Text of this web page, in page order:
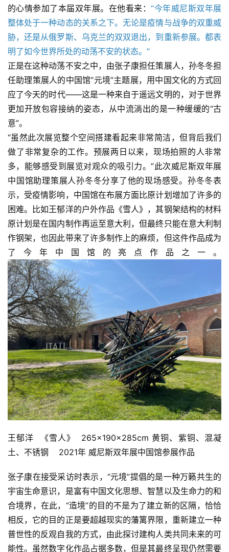
的心情参加了本届双年展。在他看来：“今年威尼斯双年展
整体处于一种动态的关系之下。无论是疫情与战争的双重威
胁，还是从俄罗斯、乌克兰的双双退出，到重新参展。都表
明了如今世界所处的动荡不安的状态。”
正是在这种动荡不安之中，由张子康担任策展人，孙冬冬担
任助理策展人的中国馆“元境”主题展，用中国文化的方式回
应了今天的时代——这是一种来自于遥远文明的，对于世界
更加开放包容接纳的姿态，从中流淌出的是一种缓缓的“古
意”。
“虽然此次展览整个空间搭建看起来非常简洁，但背后我们
做了非常复杂的工作。预展两日以来，现场拍照的人非常
多，能够感受到展览对观众的吸引力。”此次威尼斯双年展
中国馆助理策展人孙冬冬分享了他的现场感受。孙冬冬表
示，受疫情影响，中国馆在布展方面比原计划增加了许多的
困难。比如王郁洋的户外作品《雪人》，其钢架结构的材料
原计划是在国内制作再运至意大利，但最终只能在意大利制
作钢架，也因此带来了许多制作上的麻烦，但这件作品成为
了今年中国馆的亮点作品之一。
王郁洋  《雪人》  265×190×285cm 黄铜、紫铜、混凝
土、不锈钢    2021年 威尼斯双年展中国馆参展作品
张子康在接受采访时表示，“元境”提倡的是一种万籁共生的
宇宙生命意识，是富有中国文化思想、智慧以及生命力的和
合境界，在此，“造境”的目的不是为了建立新的区隔，恰恰
相反，它的目的正是要超越现实的藩篱界限，重新建立一种
普世性的反观自我的方式，由此探讨建构人类共同未来的可
能性。虽然数字化作品占据多数，但是其最终呈现仍然需要